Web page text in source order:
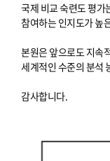
국제 비교 숙련도 평가
참여하는 인지도가 높
본원은 앞으로도 지속
세계적인 수준의 분석
감사합니다.